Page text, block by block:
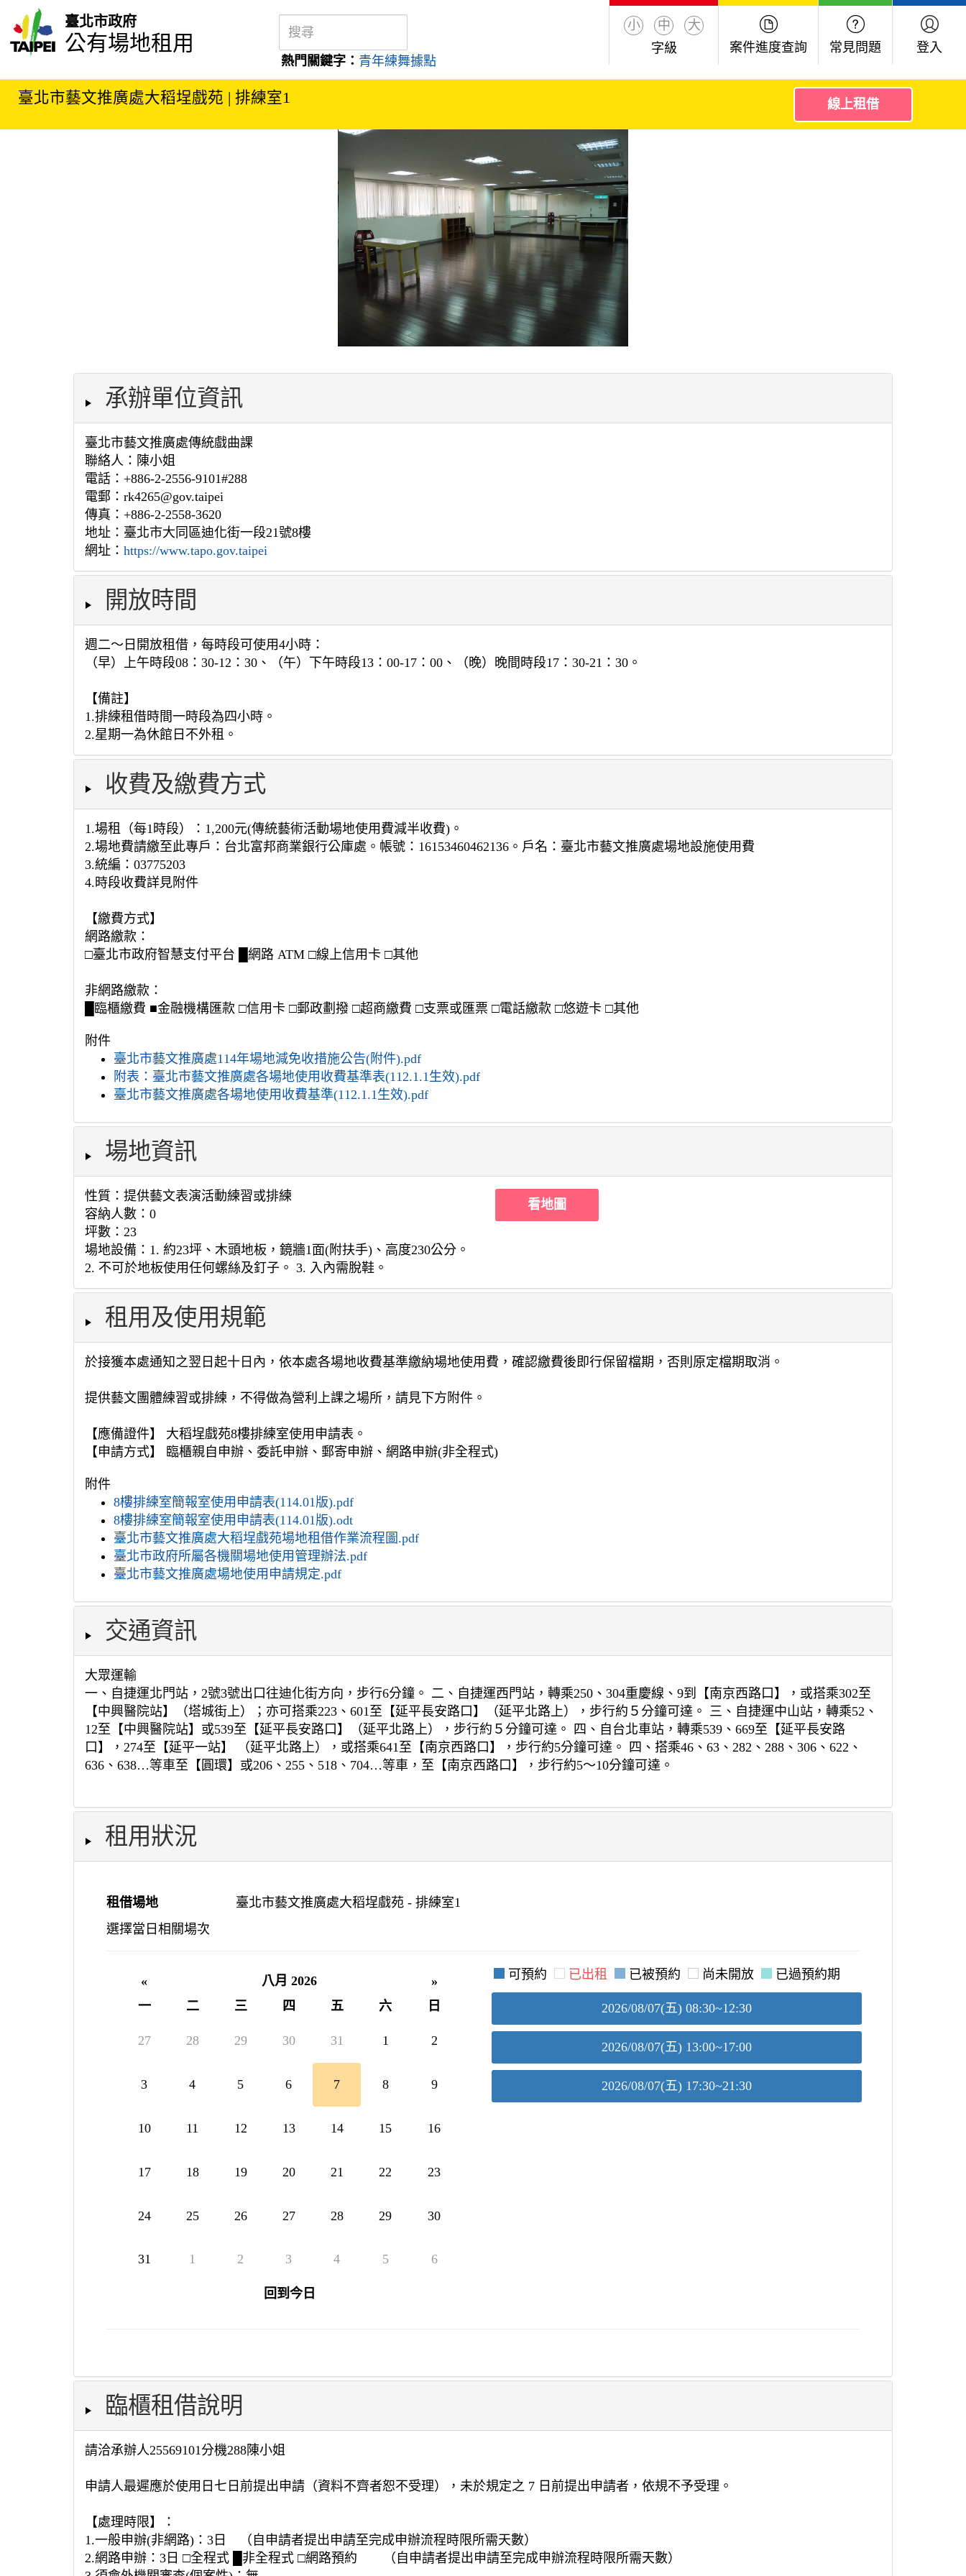
臺北市政府
公有場地租用
熱門關鍵字： 青年練舞據點
小 中
大
字級
案件進度查詢 常見問題 登入
臺北市藝文推廣處大稻埕戲苑 | 排練室1 線上租借
承辦單位資訊
臺北市藝文推廣處傳統戲曲課
聯絡人：陳小姐
電話：+886-2-2556-9101#288
電郵：rk4265@gov.taipei
傳真：+886-2-2558-3620
地址：臺北市大同區迪化街一段21號8樓
網址： https://www.tapo.gov.taipei
開放時間
週二～日開放租借，每時段可使用4小時：
（早）上午時段08：30-12：30、（午）下午時段13：00-17：00、（晚）晚間時段17：30-21：30。
【備註】
1.排練租借時間一時段為四小時。
2.星期一為休館日不外租。
收費及繳費方式
1.場租（每1時段）：1,200元(傳統藝術活動場地使用費減半收費)。
2.場地費請繳至此專戶：台北富邦商業銀行公庫處。帳號：16153460462136。戶名：臺北市藝文推廣處場地設施使用費
3.統編：03775203
4.時段收費詳見附件
【繳費方式】
網路繳款：
□臺北市政府智慧支付平台 █網路 ATM □線上信用卡 □其他
非網路繳款：
█臨櫃繳費 ■金融機構匯款 □信用卡 □郵政劃撥 □超商繳費 □支票或匯票 □電話繳款 □悠遊卡 □其他
附件
臺北市藝文推廣處114年場地減免收措施公告(附件).pdf
附表：臺北市藝文推廣處各場地使用收費基準表(112.1.1生效).pdf
臺北市藝文推廣處各場地使用收費基準(112.1.1生效).pdf
場地資訊
性質：提供藝文表演活動練習或排練
容納人數：0
坪數：23
場地設備：1. 約23坪、木頭地板，鏡牆1面(附扶手)、高度230公分。
2. 不可於地板使用任何螺絲及釘子。 3. 入內需脫鞋。
看地圖
租用及使用規範
於接獲本處通知之翌日起十日內，依本處各場地收費基準繳納場地使用費，確認繳費後即行保留檔期，否則原定檔期取消。
提供藝文團體練習或排練，不得做為營利上課之場所，請見下方附件。
【應備證件】 大稻埕戲苑8樓排練室使用申請表。
【申請方式】 臨櫃親自申辦、委託申辦、郵寄申辦、網路申辦(非全程式)
附件
8樓排練室簡報室使用申請表(114.01版).pdf
8樓排練室簡報室使用申請表(114.01版).odt
臺北市藝文推廣處大稻埕戲苑場地租借作業流程圖.pdf
臺北市政府所屬各機關場地使用管理辦法.pdf
臺北市藝文推廣處場地使用申請規定.pdf
交通資訊
大眾運輸
一、自捷運北門站，2號3號出口往迪化街方向，步行6分鐘。 二、自捷運西門站，轉乘250、304重慶線、9到【南京西路口】，或搭乘302至
【中興醫院站】（塔城街上）；亦可搭乘223、601至【延平長安路口】（延平北路上），步行約５分鐘可達。 三、自捷運中山站，轉乘52、
12至【中興醫院站】或539至【延平長安路口】（延平北路上），步行約５分鐘可達。 四、自台北車站，轉乘539、669至【延平長安路
口】，274至【延平一站】 （延平北路上），或搭乘641至【南京西路口】，步行約5分鐘可達。 四、搭乘46、63、282、288、306、622、
636、638…等車至【圓環】或206、255、518、704…等車，至【南京西路口】，步行約5～10分鐘可達。
租用狀況
租借場地
臺北市藝文推廣處大稻埕戲苑 - 排練室1
選擇當日相關場次
« 八月 2026
»
一
二 三 四 五 六 日
27 28 29 30 31 1 2
3 4 5 6 7 8 9
10 11 12 13 14 15 16
17 18 19 20 21 22 23
24 25 26 27 28 29 30
31 1 2 3 4 5 6
回到今日
可預約 已出租 已被預約 尚未開放 已過預約期
2026/08/07(五) 08:30~12:30
2026/08/07(五) 13:00~17:00
2026/08/07(五) 17:30~21:30
臨櫃租借說明
請洽承辦人25569101分機288陳小姐
申請人最遲應於使用日七日前提出申請（資料不齊者恕不受理），未於規定之 7 日前提出申請者，依規不予受理。
【處理時限】：
1.一般申辦(非網路)：3日 （自申請者提出申請至完成申辦流程時限所需天數）
2.網路申辦：3日 □全程式 █非全程式 □網路預約 （自申請者提出申請至完成申辦流程時限所需天數）